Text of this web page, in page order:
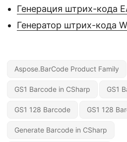
Генерация штрих-кода
Генератор штрих-кода
Aspose.BarCode Product Family
GS1 Barcode in CSharp GS1
GS1 128 Barcode GS1 128
Generate Barcode in CSharp